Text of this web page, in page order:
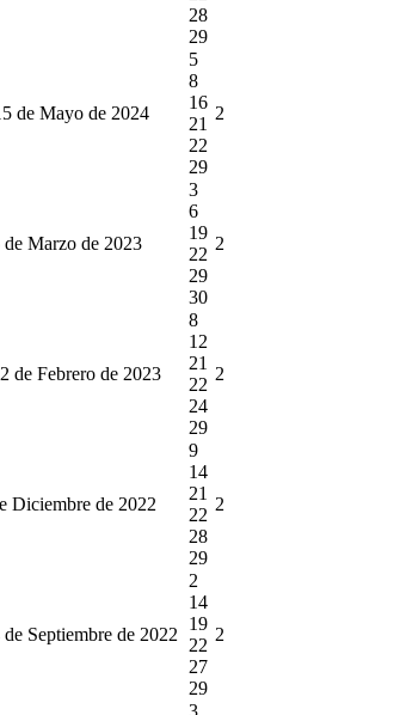
28
29
de Mayo de 2024
5
8
16
21
22
29
2
Marzo de 2023
3
6
19
22
29
30
2
de Febrero de 2023
8
12
21
22
24
29
2
Diciembre de 2022
9
14
21
22
28
29
2
Septiembre de 2022
2
14
19
22
27
29
2
3